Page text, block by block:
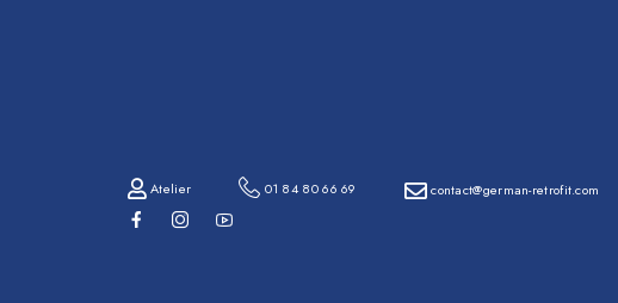
Atelier 01 84 80 66 69 contact@german-retrofit.com